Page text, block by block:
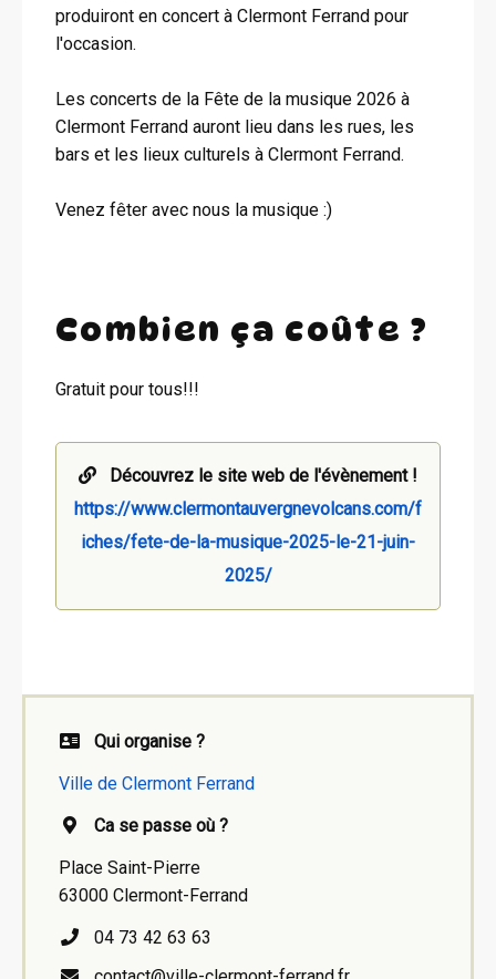
produiront en concert à Clermont Ferrand pour
l'occasion.
Les concerts de la Fête de la musique 2026 à
Clermont Ferrand auront lieu dans les rues, les
bars et les lieux culturels à Clermont Ferrand.
Venez fêter avec nous la musique :)
Combien ça coûte ?
Gratuit pour tous!!!
Découvrez le site web de l'évènement !
https://www.clermontauvergnevolcans.com/f
iches/fete-de-la-musique-2025-le-21-juin-
2025/
Qui organise ?
Ville de Clermont Ferrand
Ca se passe où ?
Place Saint-Pierre
63000 Clermont-Ferrand
04 73 42 63 63